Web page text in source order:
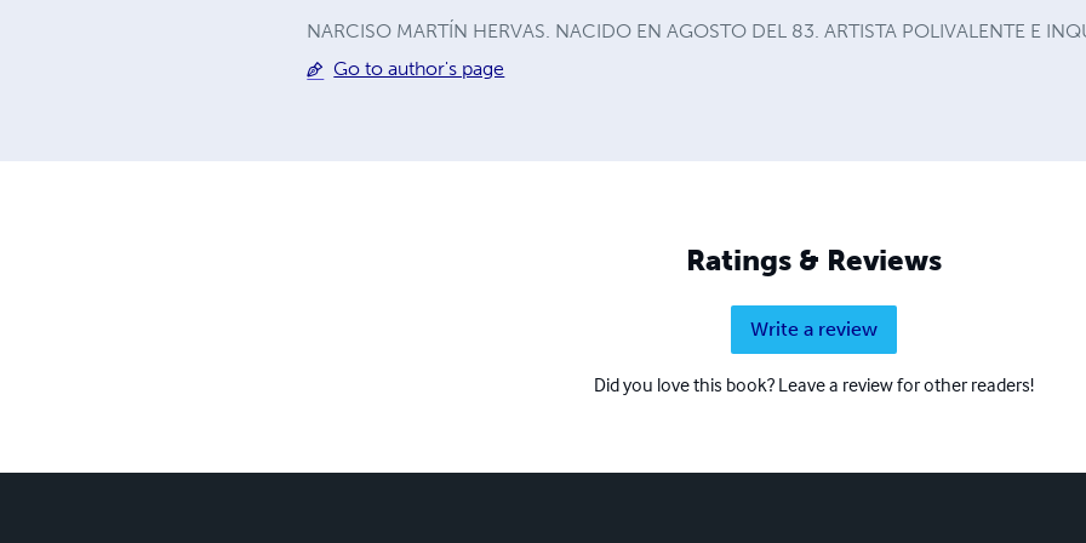
NARCISO MARTÍN HERVAS. NACIDO EN AGOSTO DEL 83. ARTISTA POLIVALENTE E
Go to author's page
Ratings & Reviews
Write a review
Did you love this book? Leave a review for other readers!